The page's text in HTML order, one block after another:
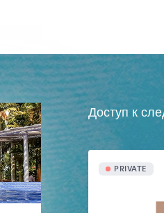
Доступ к
PRIVATE